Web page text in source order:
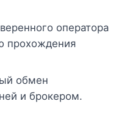
оператора
прохождения
обмен
и брокером.